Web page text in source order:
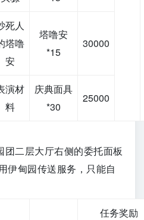
死人
塔噜
安
塔噜安
*15
30000
演材
料
庆典面具
*30
25000
二层大厅右侧的委托面板
伊甸园传送服务，只能自
任务奖励